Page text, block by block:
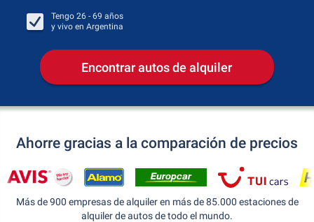
Tengo 26 - 69 años
y vivo en Argentina
Encontrar autos de alquiler
Ahorre gracias a la comparación de precios
Más de 900 empresas de alquiler en más de 85.000 estaciones de
alquiler de autos de todo el mundo.